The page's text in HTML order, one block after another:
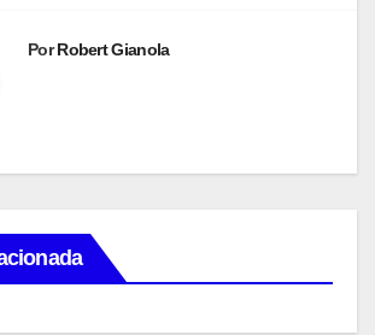
PorRobert Gianola